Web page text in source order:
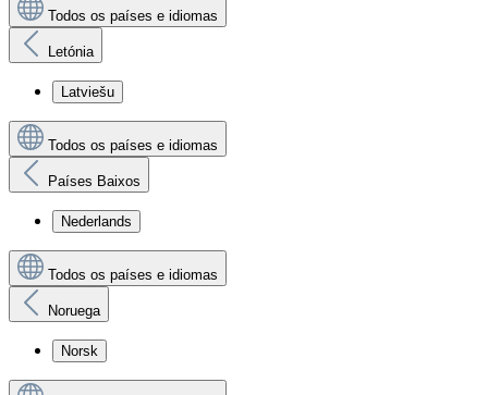
Todos os países e idiomas
Letónia
Latviešu
Todos os países e idiomas
Países Baixos
Nederlands
Todos os países e idiomas
Noruega
Norsk